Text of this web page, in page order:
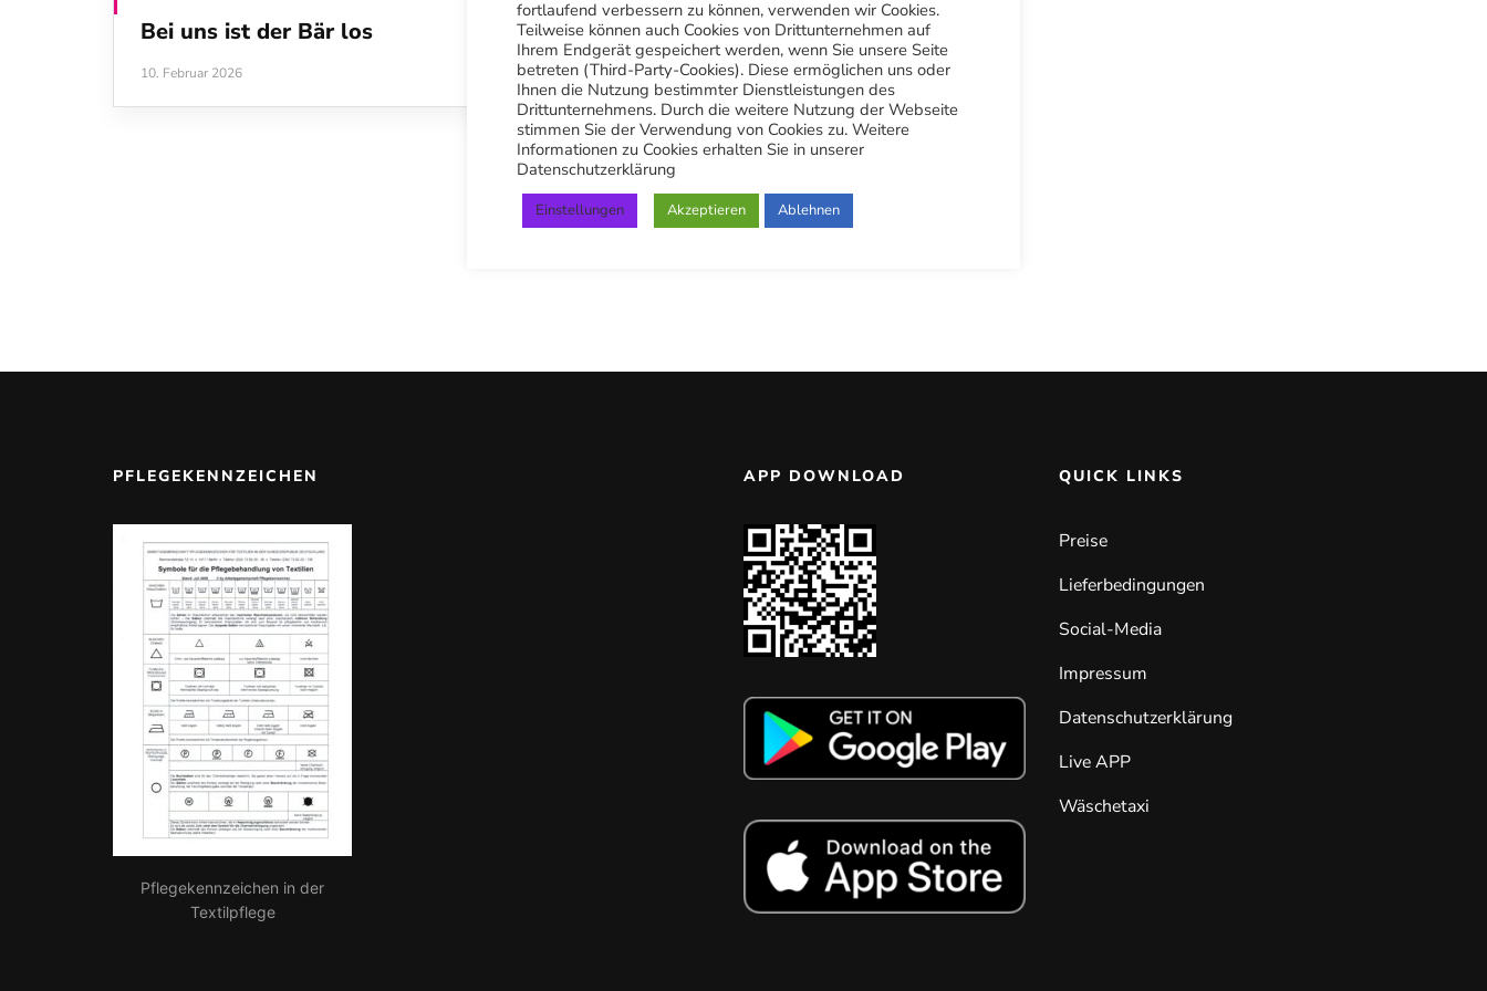
Bei uns ist der Bär los
10. Februar 2026
Die schwierigste Reinigung
überhaupt
2. April 2024
PFLEGEKENNZEICHEN
Pflegekennzeichen in der
Textilpflege
APP DOWNLOAD QUICK LINKS
Preise
Lieferbedingungen
Social-Media
Impressum
Datenschutzerklärung
Live APP
Wäschetaxi
fortlaufend verbessern zu können, verwenden wir Cookies.
Teilweise können auch Cookies von Drittunternehmen auf
Ihrem Endgerät gespeichert werden, wenn Sie unsere Seite
betreten (Third-Party-Cookies). Diese ermöglichen uns oder
Ihnen die Nutzung bestimmter Dienstleistungen des
Drittunternehmens. Durch die weitere Nutzung der Webseite
stimmen Sie der Verwendung von Cookies zu. Weitere
Informationen zu Cookies erhalten Sie in unserer
Datenschutzerklärung
Einstellungen Akzeptieren Ablehnen